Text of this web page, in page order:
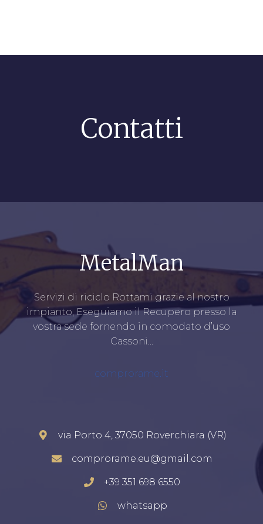
Contatti
MetalMan
Servizi di riciclo Rottami grazie al nostro
impianto, Eseguiamo il Recupero presso la
vostra sede fornendo in comodato d’uso
Cassoni…
comprorame.it
via Porto 4, 37050 Roverchiara (VR)
comprorame.eu@gmail.com
+39 351 698 6550
whatsapp